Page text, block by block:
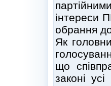
інтереси
обрання
Як
що
законі